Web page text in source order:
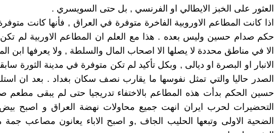
العثور على الخبز الايطالي او الفرنسي , بل حتى السويسري .
اذا كانت المطاعم الاوروبية الفاخرة متوفرة في العراق , فأنها كانت
حكم صدام حسين وليس بعده . هذا مع العلم ان المطاعم الاوربية لم
الا في مناطق محددة لا يصلها الا اصحاب المال والسلطة , ولا يعرفها ابن
الانبار او البصرة او ديالى , وبكل تأكيد لم تكن متوفرة في مدينة الثورة
الصدر حاليا والتي تمثل نفوسها ما يقارب نصف سكان بغداد . بعد ان
حسين الحكم بدأت هذه المطاعم بالاختفاء تدريجيا حتى لم يبقى مطعم
التحضيرات لحرب ايران انهت جميع محاولات نهضة العراق و اصبح بيض
الضحية الاولى وتبعها الحليب الجاف ,و اصبح الاباء يعانون مصاعب